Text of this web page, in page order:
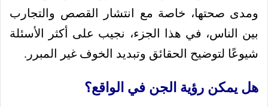
ومدى صحتها، خاصة مع انتشار القصص والتجارب
بين الناس، في هذا الجزء، نجيب على أكثر الأسئلة
شيوعًا لتوضيح الحقائق وتبديد الخوف غير المبرر.
هل يمكن رؤية الجن في الواقع؟